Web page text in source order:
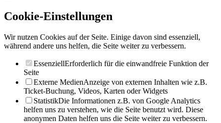
Cookie-Einstellungen
Wir nutzen Cookies auf der Seite. Einige davon sind essenziell,
während andere uns helfen, die Seite weiter zu verbessern.
EssenziellErforderlich für die einwandfreie Funktion der
Seite
Externe MedienAnzeige von externen Inhalten wie z.B.
Ticket-Buchung, Videos, Karten oder Widgets
StatistikDie Informationen z.B. von Google Analytics
helfen uns zu verstehen, wie die Seite benutzt wird. Diese
anonymen Daten helfen uns die Seite weiter zu verbessern.